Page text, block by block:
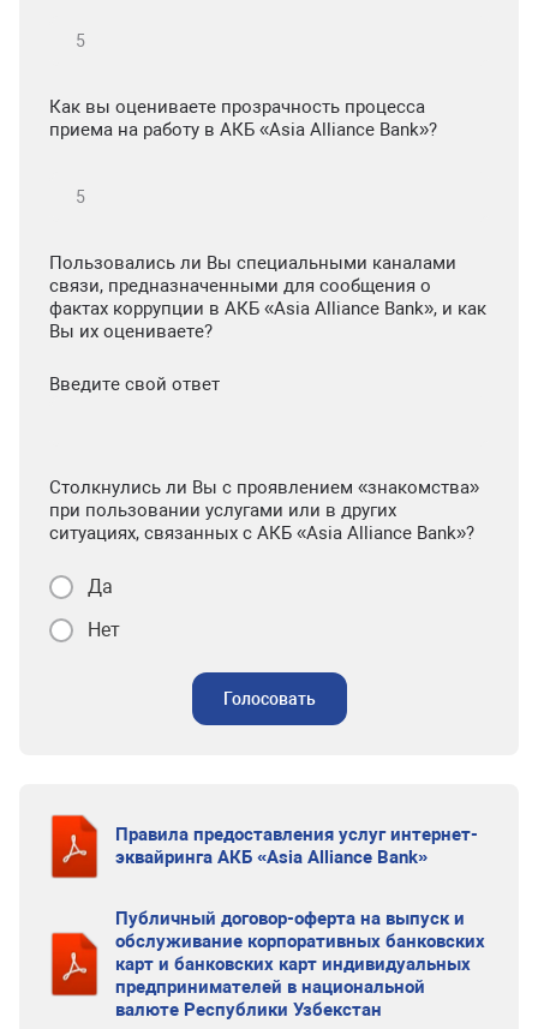
Как вы оцениваете прозрачность процесса
приема на работу в АКБ «Asia Alliance Bank»?
Пользовались ли Вы специальными каналами
связи, предназначенными для сообщения о
фактах коррупции в АКБ «Asia Alliance Bank», и как
Вы их оцениваете?
Введите свой ответ
Столкнулись ли Вы с проявлением «знакомства»
при пользовании услугами или в других
ситуациях, связанных с АКБ «Asia Alliance Bank»?
Да
Нет
Голосовать
Правила предоставления услуг интернет-
эквайринга АКБ «Asia Alliance Bank»
Публичный договор-оферта на выпуск и
обслуживание корпоративных банковских
карт и банковских карт индивидуальных
предпринимателей в национальной
валюте Республики Узбекстан